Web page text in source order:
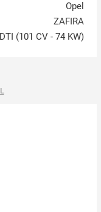
Opel
ZAFIRA
(101 CV - 74 KW)